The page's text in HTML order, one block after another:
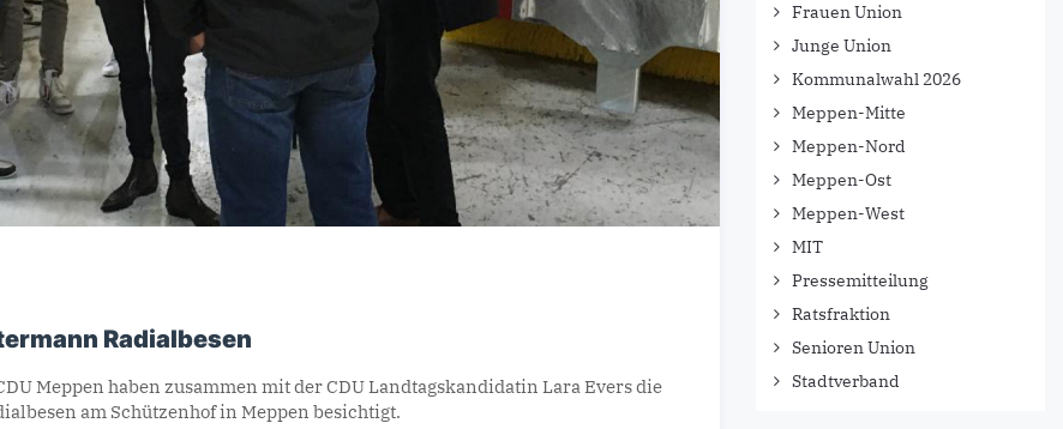
Radialbesen
Meppen haben zusammen mit der CDU Landtagskandidatin Lara Evers die
am Schützenhof in Meppen besichtigt.
Frauen Union
Junge Union
Kommunalwahl 2026
Meppen-Mitte
Meppen-Nord
Meppen-Ost
Meppen-West
MIT
Pressemitteilung
Ratsfraktion
Senioren Union
Stadtverband